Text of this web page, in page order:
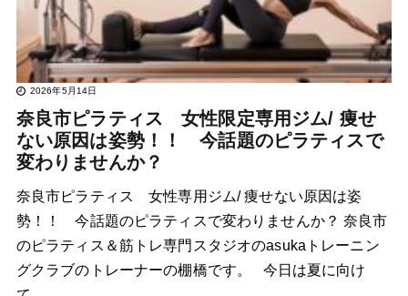
2026年5月14日
奈良市ピラティス 女性限定専用ジム/ 痩せ
ない原因は姿勢！！ 今話題のピラティスで
変わりませんか？
奈良市ピラティス 女性専用ジム/ 痩せない原因は姿
勢！！ 今話題のピラティスで変わりませんか？ 奈良市
のピラティス＆筋トレ専門スタジオのasukaトレーニン
グクラブのトレーナーの棚橋です。 今日は夏に向け